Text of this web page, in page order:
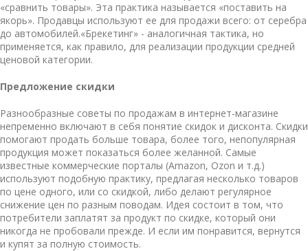
«сравнить товары». Эта практика называется «поставить на
якорь». Продавцы используют ее для продажи всего: от серебра
до автомобилей.«Брекетинг» - аналогичная тактика, но
применяется, как правило, для реализации продукции средней
ценовой категории.
Предложение скидки
Разнообразные советы по продажам в интернет-магазине
непременно включают в себя понятие скидок и дисконта. Скидки
помогают продать больше товара, более того, непопулярная
продукция может показаться более желанной. Самые
известные коммерческие порталы (Amazon, Ozon и т.д.)
используют подобную практику, предлагая несколько товаров
по цене одного, или со скидкой, либо делают регулярное
снижение цен по разным поводам. Идея состоит в том, что
потребители заплатят за продукт по скидке, который они
никогда не пробовали прежде. И если им понравится, вернутся
и купят за полную стоимость.